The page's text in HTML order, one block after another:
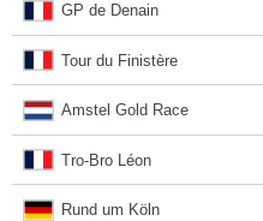
GP de Denain
Tour du Finistère
Amstel Gold Race
Tro-Bro Léon
Rund um Köln